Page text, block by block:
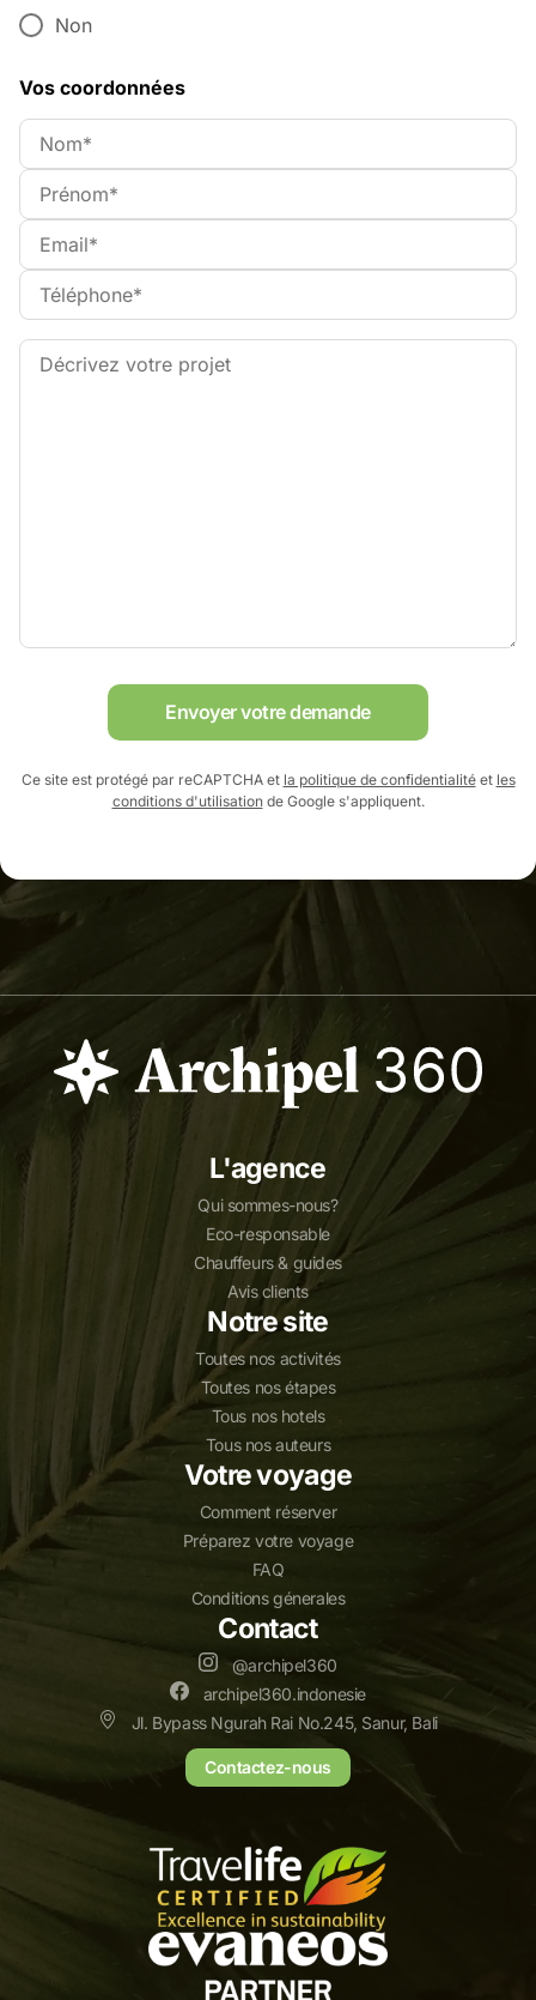
Non
Vos coordonnées
Envoyer votre demande
Ce site est protégé par reCAPTCHA et la politique de confidentialitéet les
conditions d'utilisationde Google s'appliquent.
L'agence
Qui sommes-nous?
Eco-responsable
Chauffeurs & guides
Avis clients
Notre site
Toutes nos activités
Toutes nos étapes
Tous nos hotels
Tous nos auteurs
Votre voyage
Comment réserver
Préparez votre voyage
FAQ
Conditions génerales
Contact
@archipel360
archipel360.indonesie
Jl. Bypass Ngurah Rai No.245, Sanur, Bali
Contactez-nous